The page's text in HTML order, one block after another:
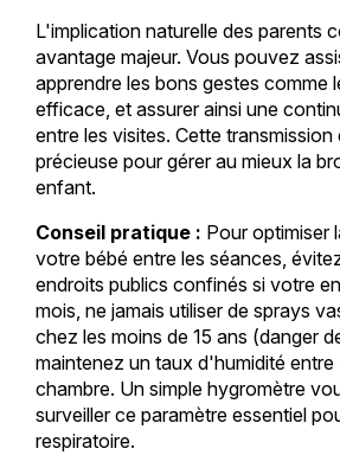
L'implication naturelle des parents
avantage majeur. Vous pouvez
apprendre les bons gestes comme
efficace, et assurer ainsi une
entre les visites. Cette
précieuse pour gérer au mieux la
enfant.
Conseil pratique : Pour optimiser
votre bébé entre les séances,
endroits publics confinés si votre
mois, ne jamais utiliser de sprays
chez les moins de 15 ans (danger
maintenez un taux d'humidité
chambre. Un simple hygromètre
surveiller ce paramètre essentiel
respiratoire.